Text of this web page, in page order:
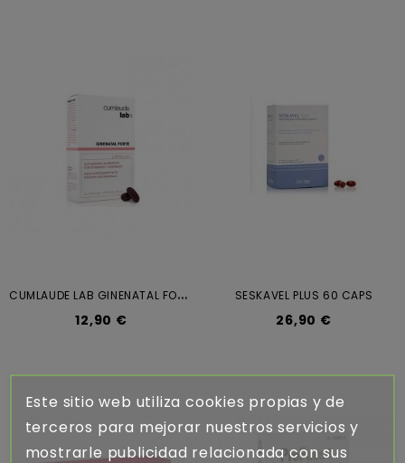
C
UMLAUDE LAB GINENATAL FORTE 30...
12,90 €
SESKAVEL PLUS 60 CAPS
26,90 €
Este sitio web utiliza cookies propias y de
terceros para mejorar nuestros servicios y
mostrarle publicidad relacionada con sus